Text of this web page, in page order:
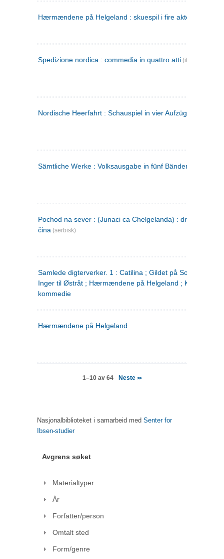
Hærmændene på Helgeland : skuespil i fire akter
Spedizione nordica : commedia in quattro atti (italiensk)
Nordische Heerfahrt : Schauspiel in vier Aufzügen
Sämtliche Werke : Volksausgabe in fünf Bänden
Pochod na sever : (Junaci ca Chelgelanda) : drama u četiri
čina (serbisk)
Samlede digterverker. 1 : Catilina ; Gildet på Solhaug ; Fru
Inger til Østråt ; Hærmændene på Helgeland ;
kommedie
Hærmændene på Helgeland
1–10 av 64 Neste>>
Nasjonalbiblioteket i samarbeid med Senter for
Ibsen-studier
Avgrens søket
Materialtyper
År
Forfatter/person
Omtalt sted
Form/genre